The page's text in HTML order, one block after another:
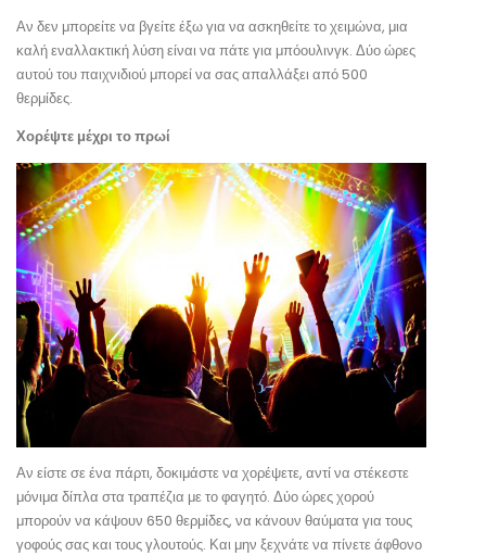
Αν δεν μπορείτε να βγείτε έξω για να ασκηθείτε το χειμώνα, μια
καλή εναλλακτική λύση είναι να πάτε για μπόουλινγκ. Δύο ώρες
αυτού του παιχνιδιού μπορεί να σας απαλλάξει από 500
θερμίδες.
Χορέψτε μέχρι το πρωί
Αν είστε σε ένα πάρτι, δοκιμάστε να χορέψετε, αντί να στέκεστε
μόνιμα δίπλα στα τραπέζια με το φαγητό. Δύο ώρες χορού
μπορούν να κάψουν 650 θερμίδες, να κάνουν θαύματα για τους
γοφούς σας και τους γλουτούς. Και μην ξεχνάτε να πίνετε άφθονο